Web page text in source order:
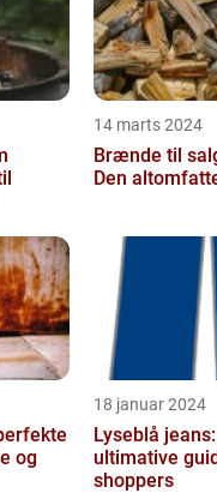
14 marts 2024
Brænde til
Den
og
18 januar 2024
Lyseblå
ultimative
shoppers